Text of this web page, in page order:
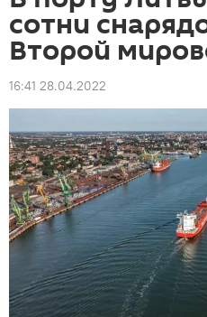
сотни
Второй
16:41 28.04.2022